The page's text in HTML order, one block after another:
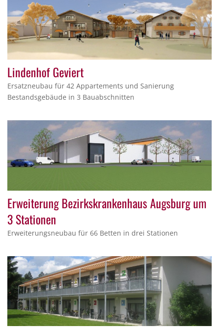
Lindenhof Geviert
Ersatzneubau für 42 Appartements und Sanierung
Bestandsgebäude in 3 Bauabschnitten
Erweiterung Bezirkskrankenhaus Augsburg um
3 Stationen
Erweiterungsneubau für 66 Betten in drei Stationen